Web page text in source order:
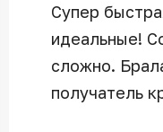
Супер
идеальные!
сложно.
получатель